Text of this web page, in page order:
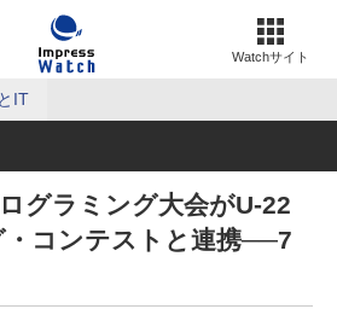
Watchサイト
IT
グラミング大会がU-22
コンテストと連携──7